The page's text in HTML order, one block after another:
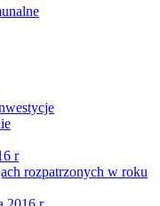
r
rozpatrzonych w roku